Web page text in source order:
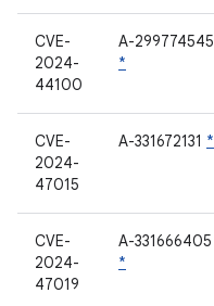
CVE-
2024-
44100
A-299774545
*
CVE-
2024-
47015
A-331672131 *
CVE-
2024-
47019
A-331666405
*